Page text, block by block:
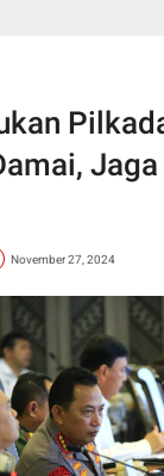
November 27, 2024